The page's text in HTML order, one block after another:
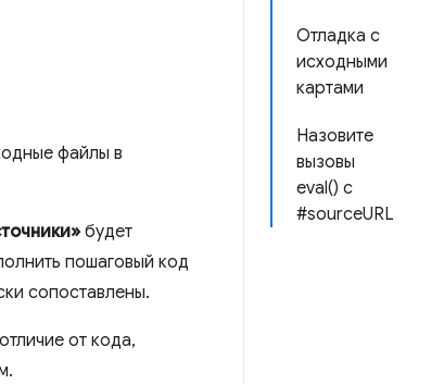
Отладка с
исходными
картами
Назовите
вызовы
eval() с
#sourceURL
файлы в
будет
пошаговый код
сопоставлены.
от кода,